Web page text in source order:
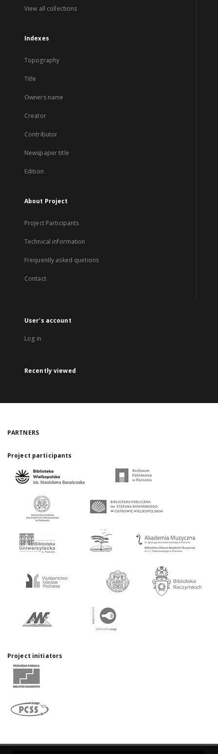
View all collections
Indexes
Topography
Title
Owners name
Creator
Contributor
Newspaper title
Edition
About Project
Project Participants
Technical information
Frequently asked quetions
Contact
User's account
Log in
Recently viewed
PARTNERS
Project participants
Project initiators